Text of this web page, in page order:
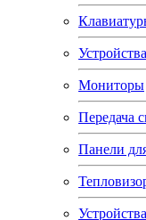
Мониторы
Передача
Панели